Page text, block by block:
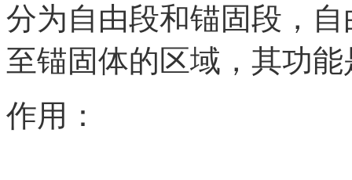
分为自由段和锚固段，
至锚固体的区域，其功
作用：